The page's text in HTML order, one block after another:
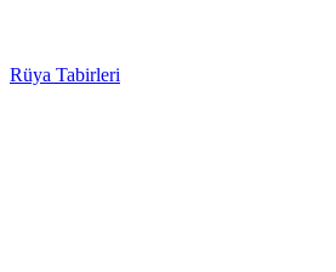
Rüya Tabirleri